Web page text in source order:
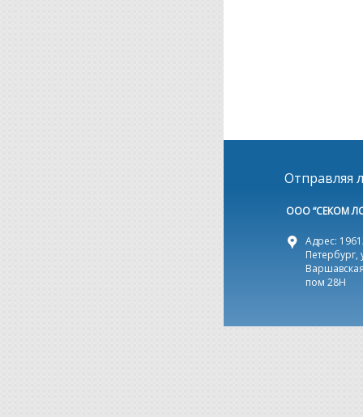
Отправляя
ООО “СЕКОМ
Адрес:
Петербург,
пом 28Н